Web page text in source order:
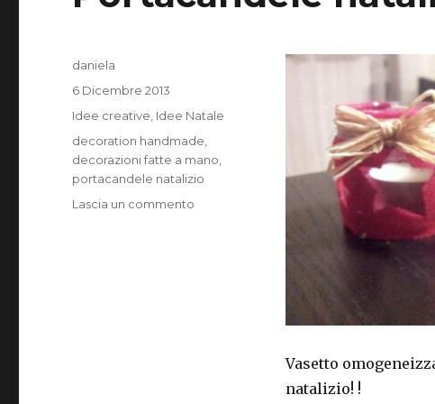
Vasetto
natalizio! !
Autore
daniela
Pubblicato
6 Dicembre 2013
Categorie
Idee creative Idee Natale
Tag
decoration handmade
decorazioni fatte a mano
portacandele natalizio
Lascia un commento